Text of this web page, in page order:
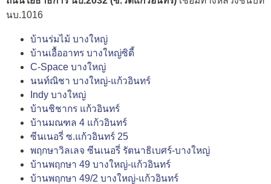
นบ.1016
บ้านร่มไม้ บางใหญ่
บ้านเอื้ออาทร บางใหญ่ซิตี้
C-Space บางใหญ่
นนท์ณิชา บางใหญ่-แก้วอินทร์
Indy บางใหญ่
บ้านชิชากร แก้วอินทร์
บ้านมณฑล 4 แก้วอินทร์
ซีนเนอรี่ ซ.แก้วอินทร์ 25
พฤกษาวิลเลจ ซีนเนอรี่ รัตนาธิเบศร์-บางใหญ่
บ้านพฤกษา 49 บางใหญ่-แก้วอินทร์
บ้านพฤกษา 49/2 บางใหญ่-แก้วอินทร์